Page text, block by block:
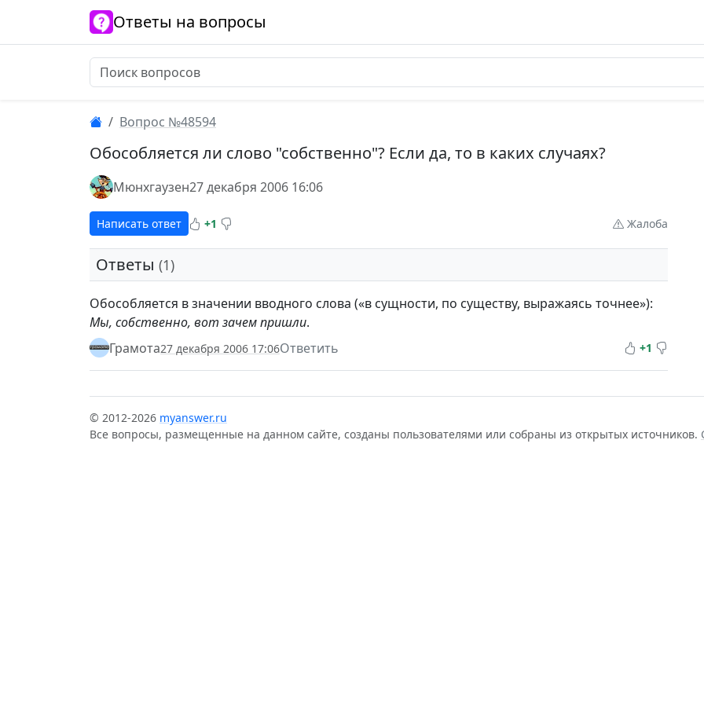
Ответы на вопросы
Вопрос №48594
Обособляется ли слово "собственно"? Если да, то в каких случаях?
Мюнхгаузен27 декабря 2006 16:06
Написать ответ +1 Жалоба
Ответы (1)
Обособляется в значении вводного слова («в сущности, по существу, выражаясь точнее»):
Мы, собственно, вот зачем пришли.
Грамота27 декабря 2006 17:06Ответить +1
© 2012-2026 myanswer.ru
Все вопросы, размещенные на данном сайте, созданы пользователями или собраны из открытых источников.